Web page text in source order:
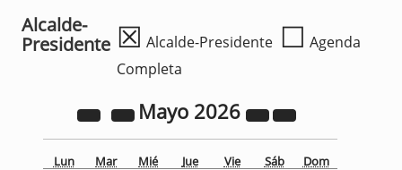
Alcalde-
Presidente ☒ Alcalde-Presidente ☐ Agenda
Completa
Mayo 2026
Lun Mar Mié Jue Vie Sáb Dom